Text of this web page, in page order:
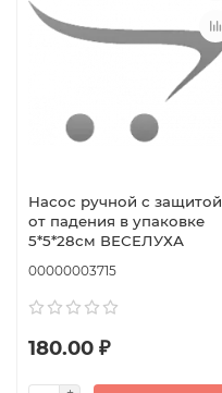
Насос ручной с защитой
от падения в упаковке
5*5*28см ВЕСЕЛУХА
00000003715
180.00 ₽